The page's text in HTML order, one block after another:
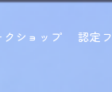
ショップ 認定